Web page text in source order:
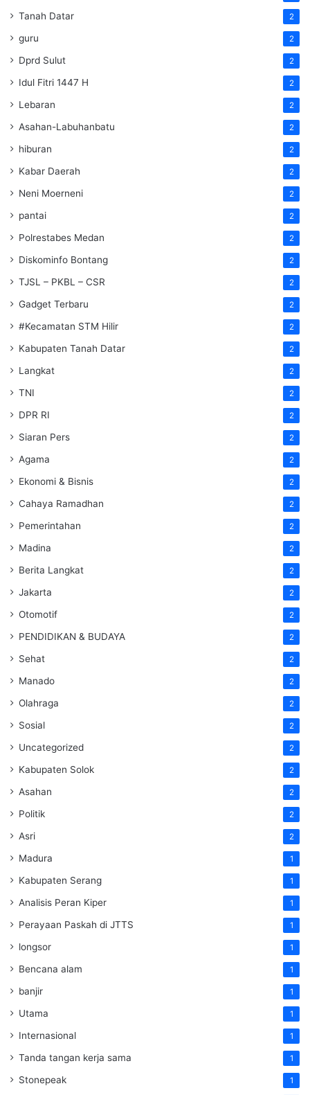
Tanah Datar 2
guru 2
Dprd Sulut 2
Idul Fitri 1447 H 2
Lebaran 2
Asahan-Labuhanbatu 2
hiburan 2
Kabar Daerah 2
Neni Moerneni 2
pantai 2
Polrestabes Medan 2
Diskominfo Bontang 2
TJSL – PKBL – CSR 2
Gadget Terbaru 2
#Kecamatan STM Hilir 2
Kabupaten Tanah Datar 2
Langkat 2
TNI 2
DPR RI 2
Siaran Pers 2
Agama 2
Ekonomi & Bisnis 2
Cahaya Ramadhan 2
Pemerintahan 2
Madina 2
Berita Langkat 2
Jakarta 2
Otomotif 2
PENDIDIKAN & BUDAYA 2
Sehat 2
Manado 2
Olahraga 2
Sosial 2
Uncategorized 2
Kabupaten Solok 2
Asahan 2
Politik 2
Asri 2
Madura 1
Kabupaten Serang 1
Analisis Peran Kiper 1
Perayaan Paskah di JTTS 1
longsor 1
Bencana alam 1
banjir 1
Utama 1
Internasional 1
Tanda tangan kerja sama 1
Stonepeak 1